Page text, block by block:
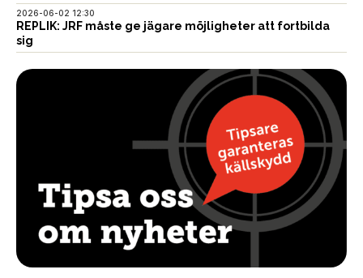
2026-06-02 12:30
REPLIK: JRF måste ge jägare möjligheter att fortbilda
sig